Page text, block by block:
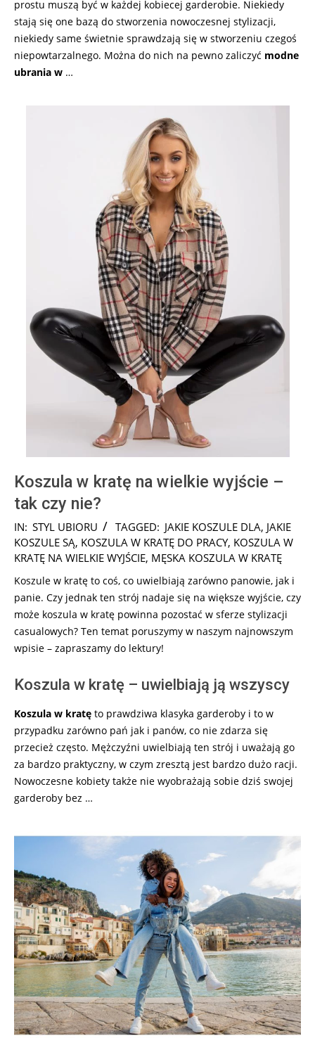
prostu muszą być w każdej kobiecej garderobie. Niekiedy
stają się one bazą do stworzenia nowoczesnej stylizacji,
niekiedy same świetnie sprawdzają się w stworzeniu czegoś
niepowtarzalnego. Można do nich na pewno zaliczyć modne
ubrania w …
Koszula w kratę na wielkie wyjście –
tak czy nie?
2025-
06-
10
IN: STYL UBIORU TAGGED: JAKIE KOSZULE DLA, JAKIE
KOSZULE SĄ, KOSZULA W KRATĘ DO PRACY, KOSZULA W
KRATĘ NA WIELKIE WYJŚCIE, MĘSKA KOSZULA W KRATĘ
Koszule w kratę to coś, co uwielbiają zarówno panowie, jak i
panie. Czy jednak ten strój nadaje się na większe wyjście, czy
może koszula w kratę powinna pozostać w sferze stylizacji
casualowych? Ten temat poruszymy w naszym najnowszym
wpisie – zapraszamy do lektury!
Koszula w kratę – uwielbiają ją wszyscy
Koszula w kratę to prawdziwa klasyka garderoby i to w
przypadku zarówno pań jak i panów, co nie zdarza się
przecież często. Mężczyźni uwielbiają ten strój i uważają go
za bardzo praktyczny, w czym zresztą jest bardzo dużo racji.
Nowoczesne kobiety także nie wyobrażają sobie dziś swojej
garderoby bez …